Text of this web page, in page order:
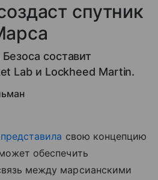
спутник
составит
Lab и Lockheed Martin.
представила свою концепцию
обеспечить
между марсианскими